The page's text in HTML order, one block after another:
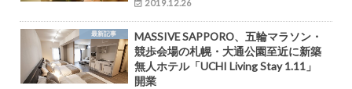
2019.12.26
最新記事
MASSIVE SAPPORO、五輪マラソン・
競歩会場の札幌・大通公園至近に新築
無人ホテル「UCHI Living Stay 1.11」
開業